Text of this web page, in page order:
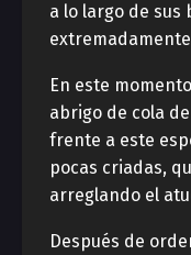
a lo largo de sus
En este
abrigo de cola
frente a este
pocas criadas,
arreglando el
Después de